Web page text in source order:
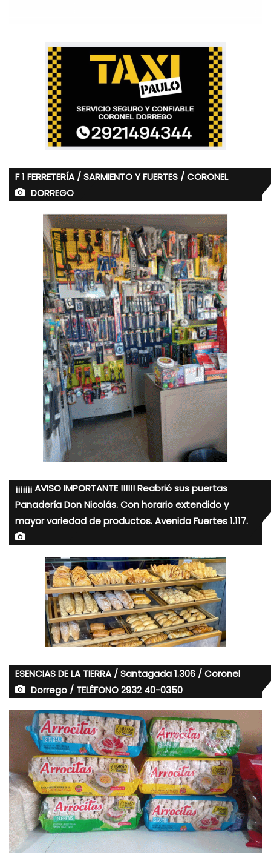
F 1 FERRETERÍA / SARMIENTO Y FUERTES / CORONEL
DORREGO
¡¡¡¡¡¡¡ AVISO IMPORTANTE !!!!!! Reabrió sus puertas
Panadería Don Nicolás. Con horario extendido y
mayor variedad de productos. Avenida Fuertes 1.117.
ESENCIAS DE LA TIERRA / Santagada 1.306 / Coronel
Dorrego / TELÉFONO 2932 40-0350